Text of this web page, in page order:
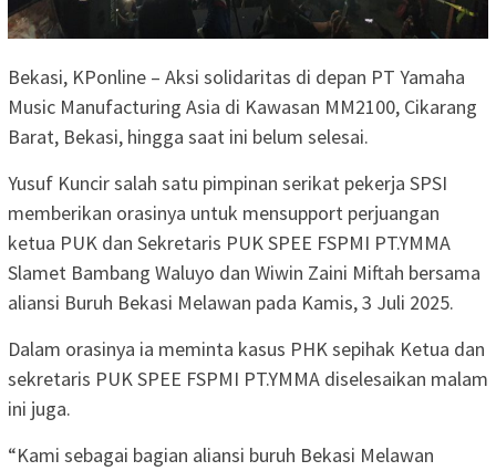
Bekasi, KPonline – Aksi solidaritas di depan PT Yamaha
Music Manufacturing Asia di Kawasan MM2100, Cikarang
Barat, Bekasi, hingga saat ini belum selesai.
Yusuf Kuncir salah satu pimpinan serikat pekerja SPSI
memberikan orasinya untuk mensupport perjuangan
ketua PUK dan Sekretaris PUK SPEE FSPMI PT.YMMA
Slamet Bambang Waluyo dan Wiwin Zaini Miftah bersama
aliansi Buruh Bekasi Melawan pada Kamis, 3 Juli 2025.
Dalam orasinya ia meminta kasus PHK sepihak Ketua dan
sekretaris PUK SPEE FSPMI PT.YMMA diselesaikan malam
ini juga.
“Kami sebagai bagian aliansi buruh Bekasi Melawan